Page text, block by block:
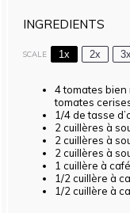
INGREDIENTS
SCALE 1x 2x 3x
4tomates bien
tomates
1/4de tasse
2 cuillères à
2 cuillères à
2 cuillères à
1 cuillère à
1/2 cuillère à
1/2 cuillère à